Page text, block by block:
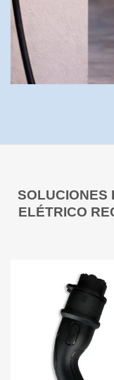
SOLUCIONES
ELÉTRICO